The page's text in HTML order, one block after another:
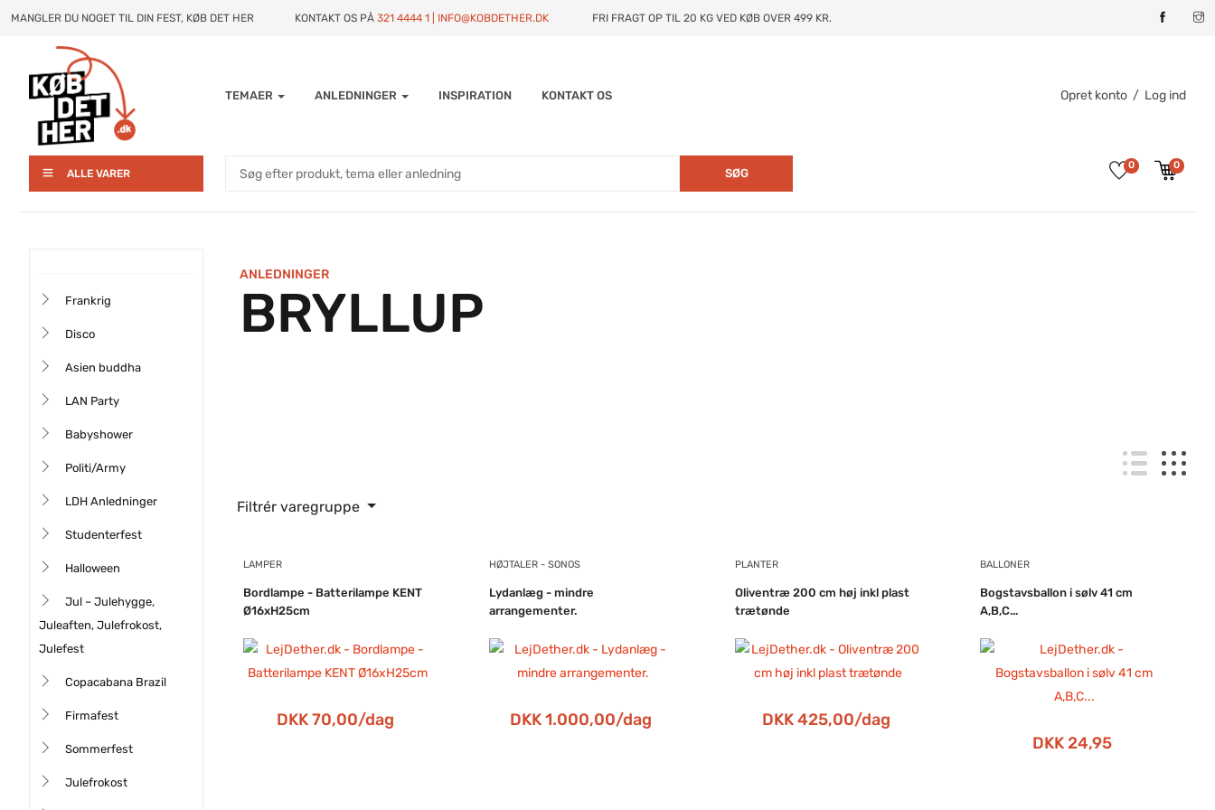
MANGLER DU NOGET TIL DIN FEST, KØB DET HER KONTAKT OS PÅ 321 4444 1 | INFO@KOBDETHER.DK FRI FRAGT OP TIL 20 KG VED KØB OVER 499 KR.
TEMAER ANLEDNINGER INSPIRATION KONTAKT OS Opret konto / Log ind
ALLE VARER SØG
0 0
Frankrig
Disco
Asien buddha
LAN Party
Babyshower
Politi/Army
LDH Anledninger
Studenterfest
Halloween
Jul – Julehygge,
Juleaften, Julefrokost,
Julefest
Copacabana Brazil
Firmafest
Sommerfest
Julefrokost
ANLEDNINGER
BRYLLUP
Filtrér varegruppe
LAMPER
Bordlampe - Batterilampe KENT
Ø16xH25cm
DKK 70,00/dag
HØJTALER - SONOS
Lydanlæg - mindre
arrangementer.
DKK 1.000,00/dag
PLANTER
Oliventræ 200 cm høj inkl plast
trætønde
DKK 425,00/dag
BALLONER
Bogstavsballon i sølv 41 cm
A,B,C...
DKK 24,95